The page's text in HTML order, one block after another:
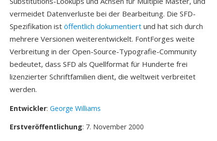
vermeidet Datenverluste bei der Bearbeitung. Die SFD-
Spezifikation ist öffentlich dokumentiert und hat sich durch
mehrere Versionen weiterentwickelt. FontForges weite
Verbreitung in der Open-Source-Typografie-Community
bedeutet, dass SFD als Quellformat für Hunderte frei
lizenzierter Schriftfamilien dient, die weltweit verbreitet
werden.
Entwickler: George Williams
Erstveröffentlichung: 7. November 2000